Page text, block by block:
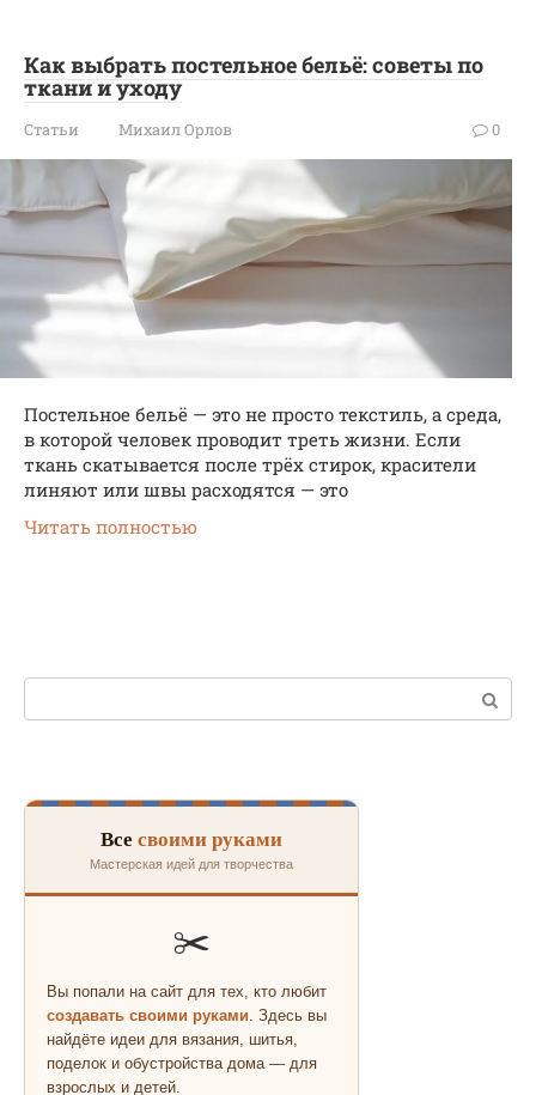
Как выбрать постельное бельё: советы по
ткани и уходу
Статьи Михаил Орлов 0
Постельное бельё — это не просто текстиль, а среда,
в которой человек проводит треть жизни. Если
ткань скатывается после трёх стирок, красители
линяют или швы расходятся — это
Читать полностью
Поиск:
Все своими руками
Мастерская идей для творчества
✂️
Вы попали на сайт для тех, кто любит
создавать своими руками. Здесь вы
найдёте идеи для вязания, шитья,
поделок и обустройства дома — для
взрослых и детей.